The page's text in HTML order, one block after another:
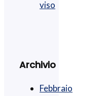
viso
Archivio
Febbraio